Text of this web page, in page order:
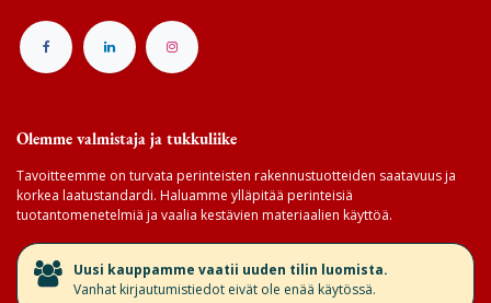
Olemme valmistaja ja tukkuliike
Tavoitteemme on turvata perinteisten rakennustuotteiden saatavuus ja
korkea laatustandardi. Haluamme ylläpitää perinteisiä
tuotantomenetelmiä ja vaalia kestävien materiaalien käyttöä.
​Uusi kauppamme vaatii uuden tilin luomista.
Vanhat kirjautumistiedot eivät ole enää käytössä.